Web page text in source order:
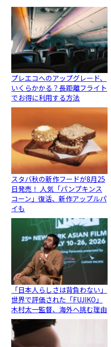
プレエコへのアップグレード、
いくらかかる？長距離フライト
でお得に利用する方法
スタバ秋の新作フードが8月25
日発売！ 人気「パンプキンス
コーン」復活、新作アップルパ
イも
「日本人らしさは背負わない」
世界で評価された「FUJIKO」
木村太一監督、海外へ挑む理由